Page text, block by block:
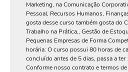
Marketing, na Comunicação
Pessoal, Recursos Humanos,
gosta desse curso também gosta do
Trabalho na Prática,, Gestão de
Pequenas Empresas de Forma
horária: O curso possui 80 horas de
concluído antes de 5 dias, passa a ter
Conforme nosso contrato e termos de